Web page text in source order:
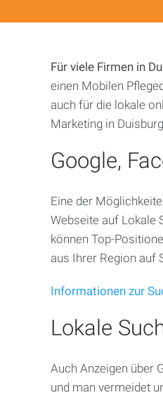
Essen
Frankfurt
Gelsenkirchen
Karlsruhe
Köln
Krefeld
Kreis
Velbert
Für viele Firmen in
einen Mobilen
auch für die lokale
Marketing in
Google,
Eine der
Webseite auf Lokale
können Top-
aus Ihrer Region auf
Informationen zur
Lokale
Auch Anzeigen über
und man vermeidet